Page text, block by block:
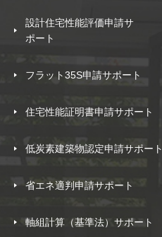
設計住宅性能評価申請サ
ポート
フラット35S申請サポート
住宅性能証明書申請サポート
低炭素建築物認定申請サポート
省エネ適判申請サポート
軸組計算（基準法）サポート